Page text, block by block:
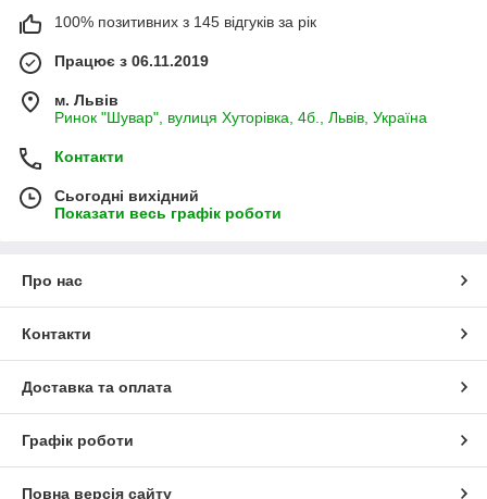
100% позитивних з 145 відгуків за рік
Працює з 06.11.2019
м. Львів
Ринок "Шувар", вулиця Хуторівка, 4б., Львів, Україна
Контакти
Сьогодні вихідний
Показати весь графік роботи
Про нас
Контакти
Доставка та оплата
Графік роботи
Повна версія сайту